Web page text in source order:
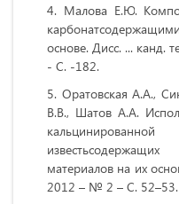
Малова Е.Ю.
основе. Дисс. ... канд.
- С. -182.
Оратовская А.А.,
В.В., Шатов А.А.
материалов на их
2012 – № 2 – С. 52–53.